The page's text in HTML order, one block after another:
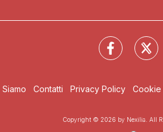
Siamo Contatti Privacy Policy Cookie
Copyright © 2026 by Nexilia. All